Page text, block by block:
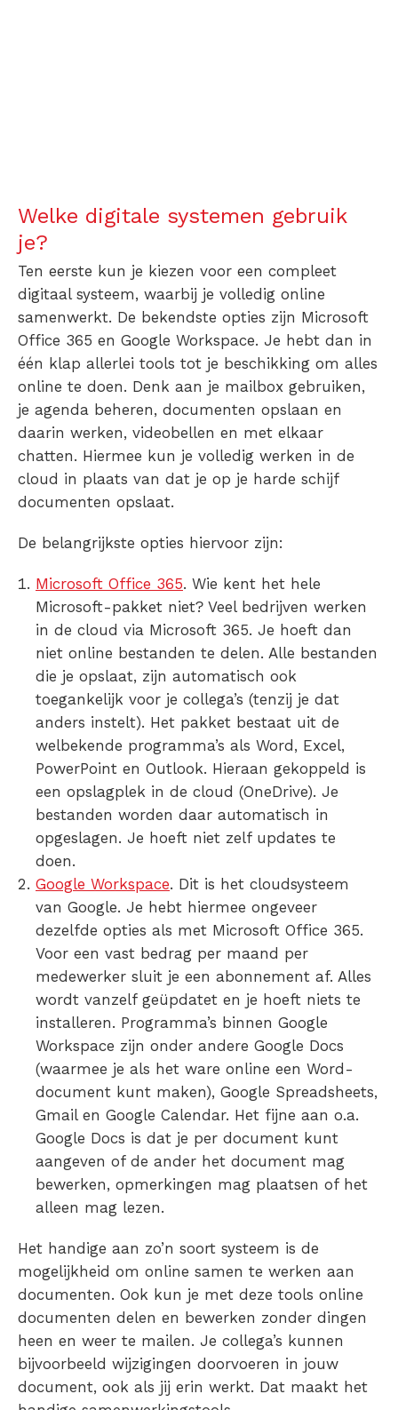
Welke digitale systemen gebruik
je?
Ten eerste kun je kiezen voor een compleet
digitaal systeem, waarbij je volledig online
samenwerkt. De bekendste opties zijn Microsoft
Office 365 en Google Workspace. Je hebt dan in
één klap allerlei tools tot je beschikking om alles
online te doen. Denk aan je mailbox gebruiken,
je agenda beheren, documenten opslaan en
daarin werken, videobellen en met elkaar
chatten. Hiermee kun je volledig werken in de
cloud in plaats van dat je op je harde schijf
documenten opslaat.
De belangrijkste opties hiervoor zijn:
Microsoft Office 365. Wie kent het hele
Microsoft-pakket niet? Veel bedrijven werken
in de cloud via Microsoft 365. Je hoeft dan
niet online bestanden te delen. Alle bestanden
die je opslaat, zijn automatisch ook
toegankelijk voor je collega’s (tenzij je dat
anders instelt). Het pakket bestaat uit de
welbekende programma’s als Word, Excel,
PowerPoint en Outlook. Hieraan gekoppeld is
een opslagplek in de cloud (OneDrive). Je
bestanden worden daar automatisch in
opgeslagen. Je hoeft niet zelf updates te
doen.
Google Workspace. Dit is het cloudsysteem
van Google. Je hebt hiermee ongeveer
dezelfde opties als met Microsoft Office 365.
Voor een vast bedrag per maand per
medewerker sluit je een abonnement af. Alles
wordt vanzelf geüpdatet en je hoeft niets te
installeren. Programma’s binnen Google
Workspace zijn onder andere Google Docs
(waarmee je als het ware online een Word-
document kunt maken), Google Spreadsheets,
Gmail en Google Calendar. Het fijne aan o.a.
Google Docs is dat je per document kunt
aangeven of de ander het document mag
bewerken, opmerkingen mag plaatsen of het
alleen mag lezen.
Het handige aan zo’n soort systeem is de
mogelijkheid om online samen te werken aan
documenten. Ook kun je met deze tools online
documenten delen en bewerken zonder dingen
heen en weer te mailen. Je collega’s kunnen
bijvoorbeeld wijzigingen doorvoeren in jouw
document, ook als jij erin werkt. Dat maakt het